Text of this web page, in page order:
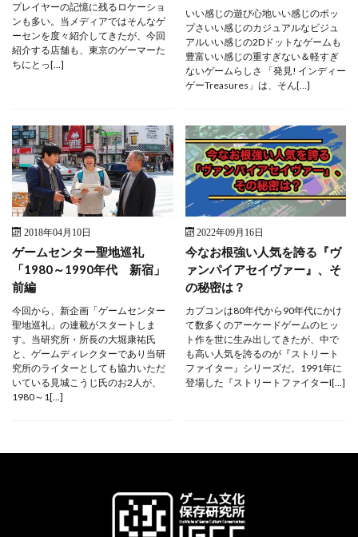
プレイヤーの記憶に残るロケーショ
ンも多い。当メディアではそんなゲ
ーセンを度々紹介してきたが、今回
紹介する店舗も、東京のゲーマーた
ちにとっ[…]
いい感じの遊び心地いい感じのポッ
プさいい感じのカジュアルなビジュ
アルいい感じの2Dドットなゲームも
豊富いい感じの重すぎない＆軽すぎ
ないゲームらしさ 「発見! インディー
ゲーTreasures」は、そん[…]
2018年04月10日
ゲームセンター聖地巡礼
「1980～1990年代 新宿」
前編
今回から、新企画「ゲームセンター
聖地巡礼」の連載がスタートしま
す。当研究所・所長の大堀康祐氏
と、ゲームディレクターであり当研
究所のライターとしても協力いただ
いている見城こうじ氏のお2人が、
1980～1[…]
2022年09月16日
今なお根強い人気を誇る『ヴ
ァンパイアセイヴァー』、そ
の秘密は？
カプコンは80年代から90年代にかけ
て数多くのアーケードゲームのヒッ
ト作を世に生み出してきたが、中で
も高い人気を誇るのが『ストリート
ファイター』シリーズだ。1991年に
登場した『ストリートファイターI[…]